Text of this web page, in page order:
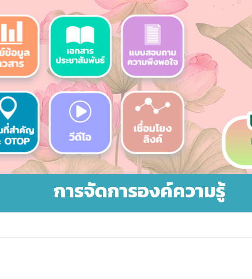
การจัดการองค์ความรู้